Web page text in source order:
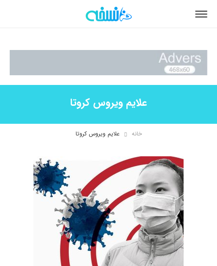
علایم ویروس کروتا
خانه علایم ویروس کروتا